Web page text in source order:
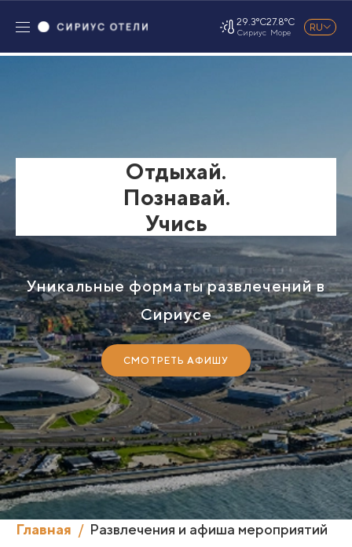
29.3°C
Сириус
27.8°C
Море RU
Главная Развлечения и афиша мероприятий
Отдыхай.
Познавай.
Учись
Уникальные форматы развлечений в
Сириусе
СМОТРЕТЬ АФИШУ